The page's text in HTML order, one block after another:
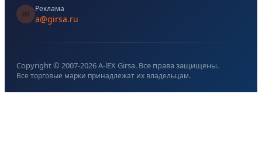
📧
Реклама
a@girsa.ru
Copyright © 2007-2026A-lEX Girsa. Все права защищены.
Все торговые марки принадлежат их владельцам.